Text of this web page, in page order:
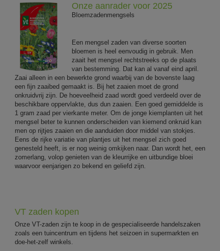
Onze aanrader voor 2025
Bloemzadenmengsels
Een mengsel zaden van diverse soorten
bloemen is heel eenvoudig in gebruik. Men
zaait het mengsel rechtstreeks op de plaats
van bestemming. Dat kan al vanaf eind april.
Zaai alleen in een bewerkte grond waarbij van de bovenste laag
een fijn zaaibed gemaakt is. Bij het zaaien moet de grond
onkruidvrij zijn. De hoeveelheid zaad wordt goed verdeeld over de
beschikbare oppervlakte, dus dun zaaien. Een goed gemiddelde is
1 gram zaad per vierkante meter. Om de jonge kiemplanten uit het
mengsel beter te kunnen onderscheiden van kiemend onkruid kan
men op rijtjes zaaien en die aanduiden door middel van stokjes.
Eens de rijke variatie van plantjes uit het mengsel zich goed
genesteld heeft, is er nog weinig omkijken naar. Dan wordt het, een
zomerlang, volop genieten van de kleurrijke en uitbundige bloei
waarvoor eenjarigen zo bekend en geliefd zijn.
VT zaden kopen
Onze VT-zaden zijn te koop in de gespecialiseerde handelszaken
zoals een tuincentrum en tijdens het seizoen in supermarkten en
doe-het-zelf winkels.